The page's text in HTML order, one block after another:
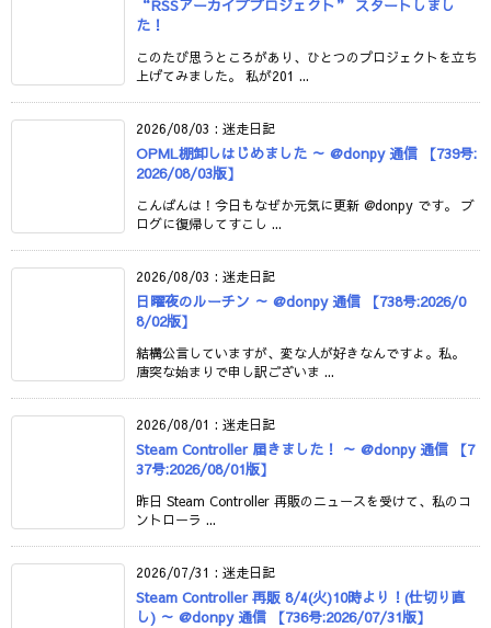
“RSSアーカイブプロジェクト” スタートしまし
た！
このたび思うところがあり、ひとつのプロジェクトを立ち
上げてみました。 私が201 ...
2026/08/03 : 迷走日記
OPML棚卸しはじめました ～ @donpy 通信 【739号:
2026/08/03版】
こんばんは！今日もなぜか元気に更新 @donpy です。 ブ
ログに復帰してすこし ...
2026/08/03 : 迷走日記
日曜夜のルーチン ～ @donpy 通信 【738号:2026/0
8/02版】
結構公言していますが、変な人が好きなんですよ。私。
唐突な始まりで申し訳ございま ...
2026/08/01 : 迷走日記
Steam Controller 届きました！ ～ @donpy 通信 【7
37号:2026/08/01版】
昨日 Steam Controller 再販のニュースを受けて、私のコ
ントローラ ...
2026/07/31 : 迷走日記
Steam Controller 再販 8/4(火)10時より！(仕切り直
し) ～ @donpy 通信 【736号:2026/07/31版】